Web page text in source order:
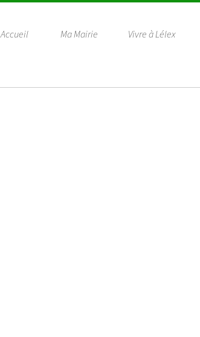
Accueil Ma Mairie Vivre à Lélex